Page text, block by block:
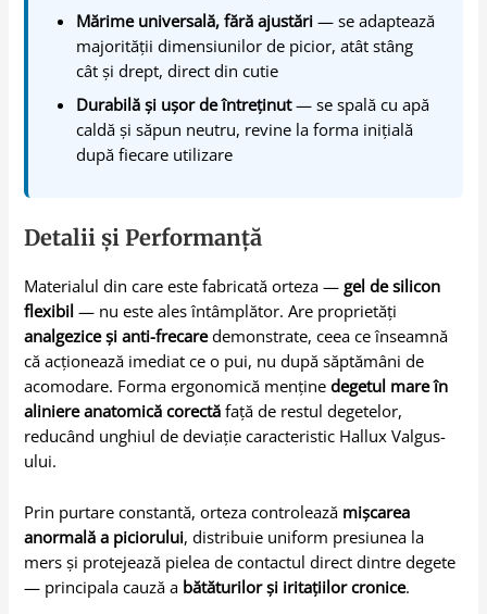
Mărime universală, fără ajustări — se adaptează
majorității dimensiunilor de picior, atât stâng
cât și drept, direct din cutie
Durabilă și ușor de întreținut— se spală cu apă
caldă și săpun neutru, revine la forma inițială
după fiecare utilizare
Detalii și Performanță
Materialul din care este fabricată orteza —gel de silicon
flexibil — nu este ales întâmplător. Are proprietăți
analgezice și anti-frecaredemonstrate, ceea ce înseamnă
că acționează imediat ce o pui, nu după săptămâni de
acomodare. Forma ergonomică menținedegetul mare în
aliniere anatomică corectă față de restul degetelor,
reducând unghiul de deviație caracteristic Hallux Valgus-
ului.
Prin purtare constantă, orteza controlează mișcarea
anormală a piciorului, distribuie uniform presiunea la
mers și protejează pielea de contactul direct dintre degete
— principala cauză a bătăturilor și iritațiilor cronice.